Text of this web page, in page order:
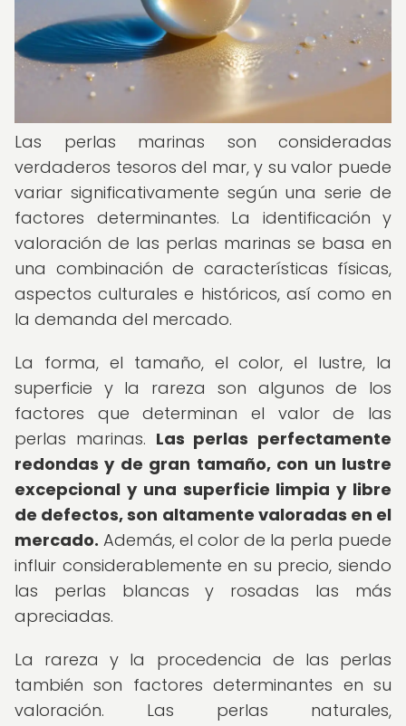
Las perlas marinas son consideradas
verdaderos tesoros del mar, y su valor puede
variar significativamente según una serie de
factores determinantes. La identificación y
valoración de las perlas marinas se basa en
una combinación de características físicas,
aspectos culturales e históricos, así como en
la demanda del mercado.
La forma, el tamaño, el color, el lustre, la
superficie y la rareza son algunos de los
factores que determinan el valor de las
perlas marinas. Las perlas perfectamente
redondas y de gran tamaño, con un lustre
excepcional y una superficie limpia y libre
de defectos, son altamente valoradas en el
mercado. Además, el color de la perla puede
influir considerablemente en su precio, siendo
las perlas blancas y rosadas las más
apreciadas.
La rareza y la procedencia de las perlas
también son factores determinantes en su
valoración. Las perlas naturales,